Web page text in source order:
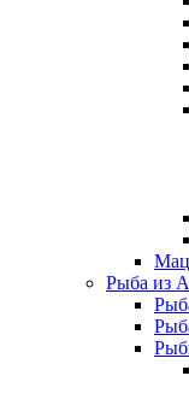
Рыба из